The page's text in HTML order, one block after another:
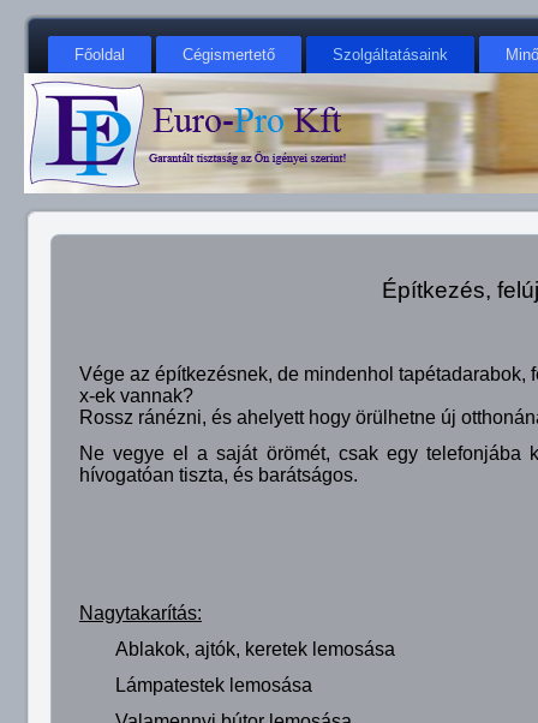
Főoldal Cégismertető Szolgáltatásaink
Építkezés,
Vége az építkezésnek, de mindenhol
x-ek vannak?
Rossz ránézni, és ahelyett hogy örülhetne új
Ne vegye el a saját örömét, csak egy telefonjába
hívogatóan tiszta, és barátságos.
Nagytakarítás:
Ablakok, ajtók, keretek lemosása
Lámpatestek lemosása